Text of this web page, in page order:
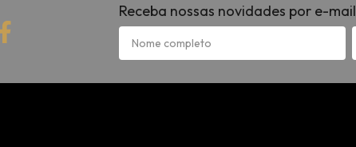
Receba nossas novidades por e-mail